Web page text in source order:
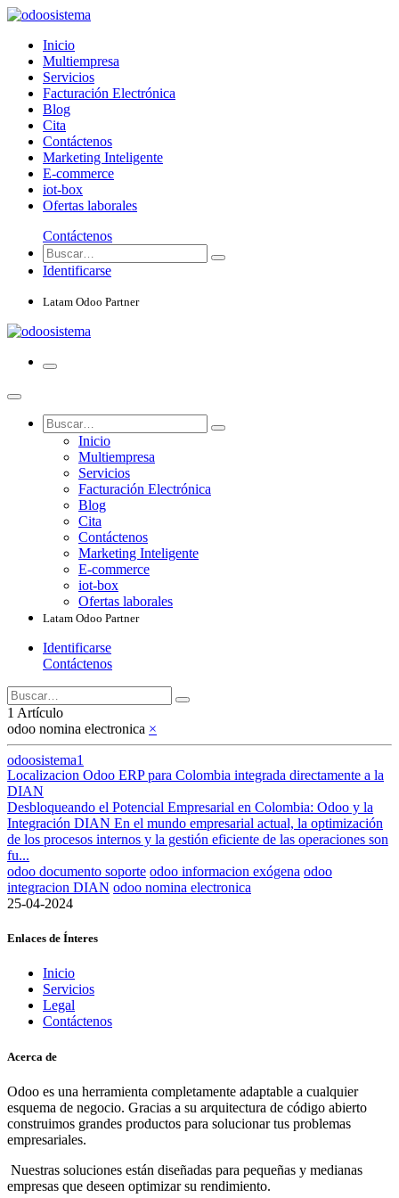
Inicio
Multiempresa
Servicios
Facturación Electrónica
Blog
Cita
Contáctenos
Marketing Inteligente
E-commerce
iot-box
Ofertas laborales
Contáctenos
Identificarse
Latam Odoo Partner
Inicio
Multiempresa
Servicios
Facturación Electrónica
Blog
Cita
Contáctenos
Marketing Inteligente
E-commerce
iot-box
Ofertas laborales
Latam Odoo Partner
Identificarse
Contáctenos
1 Artículo
odoo nomina electronica ×
odoosistema1
Localizacion Odoo ERP para Colombia integrada directamente a la
DIAN
Desbloqueando el Potencial Empresarial en Colombia: Odoo y la
Integración DIAN En el mundo empresarial actual, la optimización
de los procesos internos y la gestión eficiente de las operaciones son
fu...
odoo documento soporte odoo informacion exógena odoo
integracion DIAN odoo nomina electronica
25-04-2024
Enlaces de Ínteres
Inicio
Servicios
Legal
Contáctenos
Acerca de
Odoo es una herramienta completamente adaptable a cualquier
esquema de negocio. Gracias a su arquitectura de código abierto
construimos grandes productos para solucionar tus problemas
empresariales.
Nuestras soluciones están diseñadas para pequeñas y medianas
empresas que deseen optimizar su rendimiento.